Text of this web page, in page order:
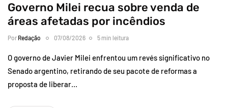
Governo Milei recua sobre venda de
áreas afetadas por incêndios
Por Redação 07/08/2026 5 min leitura
O governo de Javier Milei enfrentou um revés significativo no
Senado argentino, retirando de seu pacote de reformas a
proposta de liberar…